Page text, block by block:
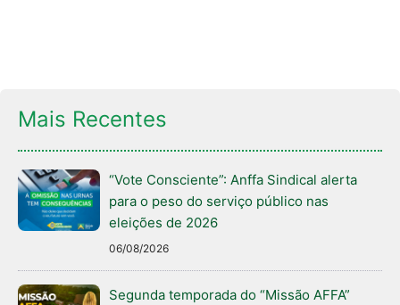
Mais Recentes
“Vote Consciente”: Anffa Sindical alerta
para o peso do serviço público nas
eleições de 2026
06/08/2026
Segunda temporada do “Missão AFFA”